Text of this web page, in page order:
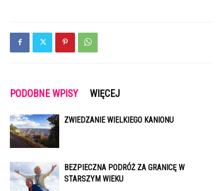
PODOBNE WPISY WIĘCEJ
ZWIEDZANIE WIELKIEGO KANIONU
BEZPIECZNA PODRÓŻ ZA GRANICĘ W
STARSZYM WIEKU